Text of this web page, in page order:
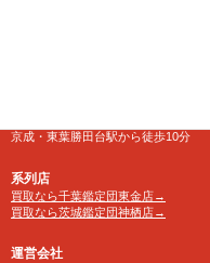
京成・東葉勝田台駅から徒歩10分
系列店
買取なら千葉鑑定団東金店→
買取なら茨城鑑定団神栖店→
運営会社